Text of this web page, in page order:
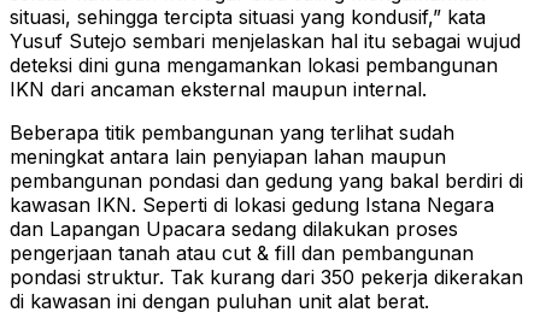
situasi, sehingga tercipta situasi yang kondusif,” kata
Yusuf Sutejo sembari menjelaskan hal itu sebagai wujud
deteksi dini guna mengamankan lokasi pembangunan
IKN dari ancaman eksternal maupun internal.
Beberapa titik pembangunan yang terlihat sudah
meningkat antara lain penyiapan lahan maupun
pembangunan pondasi dan gedung yang bakal berdiri di
kawasan IKN. Seperti di lokasi gedung Istana Negara
dan Lapangan Upacara sedang dilakukan proses
pengerjaan tanah atau cut & fill dan pembangunan
pondasi struktur. Tak kurang dari 350 pekerja dikerakan
di kawasan ini dengan puluhan unit alat berat.